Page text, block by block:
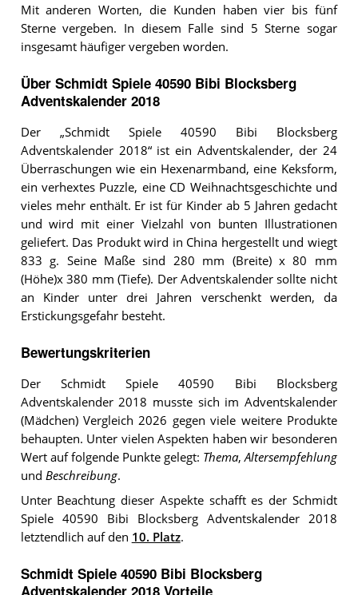
Mit anderen Worten, die Kunden haben vier bis fünf
Sterne vergeben. In diesem Falle sind 5 Sterne sogar
insgesamt häufiger vergeben worden.
Über Schmidt Spiele 40590 Bibi Blocksberg
Adventskalender 2018
Der „Schmidt Spiele 40590 Bibi Blocksberg
Adventskalender 2018“ ist ein Adventskalender, der 24
Überraschungen wie ein Hexenarmband, eine Keksform,
ein verhextes Puzzle, eine CD Weihnachtsgeschichte und
vieles mehr enthält. Er ist für Kinder ab 5 Jahren gedacht
und wird mit einer Vielzahl von bunten Illustrationen
geliefert. Das Produkt wird in China hergestellt und wiegt
833 g. Seine Maße sind 280 mm (Breite) x 80 mm
(Höhe)x 380 mm (Tiefe). Der Adventskalender sollte nicht
an Kinder unter drei Jahren verschenkt werden, da
Erstickungsgefahr besteht.
Bewertungskriterien
Der Schmidt Spiele 40590 Bibi Blocksberg
Adventskalender 2018 musste sich im Adventskalender
(Mädchen) Vergleich 2026 gegen viele weitere Produkte
behaupten. Unter vielen Aspekten haben wir besonderen
Wert auf folgende Punkte gelegt: Thema,Altersempfehlung
und Beschreibung.
Unter Beachtung dieser Aspekte schafft es der Schmidt
Spiele 40590 Bibi Blocksberg Adventskalender 2018
letztendlich auf den 10. Platz.
Schmidt Spiele 40590 Bibi Blocksberg